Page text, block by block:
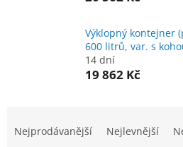
Výklopný kontejner
600 litrů, var. s
14 dní
19 862 Kč
Nejprodávanější Nejlevnější